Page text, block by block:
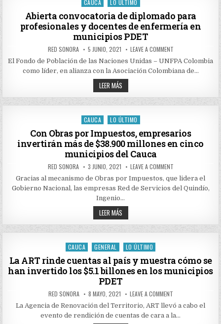
Y
DOCENTES
DE
ENFERMERÍA
EN
MUNICIPIOS
PDET
Posted
CAUCA LO ÚLTIMO
Abierta convocatoria de diplomado para
profesionales y docentes de enfermería en
municipios PDET
AUTHOR:
RED SONORA PUBLISHED
DATE:
5 JUNIO, 2021 LEAVE A COMMENTON
CONVOCATORIA
DE
DIPLOMADO
DOCENTES
ENFERMERÍA
El Fondo de Población de las Naciones Unidas – UNFPA Colombia
como líder, en alianza con la Asociación Colombiana de…
LEER MÁSABIERTA
CONVOCATORIA
DE
DIPLOMADO
PROFESIONALES
Y
DOCENTES
DE
ENFERMERÍA
EN
MUNICIPIOS
PDET
Posted
CAUCA LO ÚLTIMO
Con Obras por Impuestos, empresarios
invertirán más de $38.900 millones en cinco
municipios del Cauca
AUTHOR:
RED SONORA PUBLISHED
DATE:
3 JUNIO, 2021 LEAVE A COMMENTON
OBRAS
POR
IMPUESTOS,
MILLONES
EN
Gracias al mecanismo de Obras por Impuestos, que lidera el
Gobierno Nacional, las empresas Red de Servicios del Quindío,
Ingenio…
LEER MÁSCON
OBRAS
POR
IMPUESTOS,
INVERTIRÁN
MÁS
DE
$38.900
MILLONES
EN
CINCO
MUNICIPIOS
DEL
CAUCA
Posted
CAUCA GENERAL LO ÚLTIMO
La ART rinde cuentas al país y muestra cómo se
han invertido los $5.1 billones en los municipios
PDET
AUTHOR:
RED SONORA PUBLISHED
DATE:
8 MAYO, 2021 LEAVE A COMMENTON
ART
CUENTAS
La Agencia de Renovación del Territorio, ART llevó a cabo el
evento de rendición de cuentas de cara a la…